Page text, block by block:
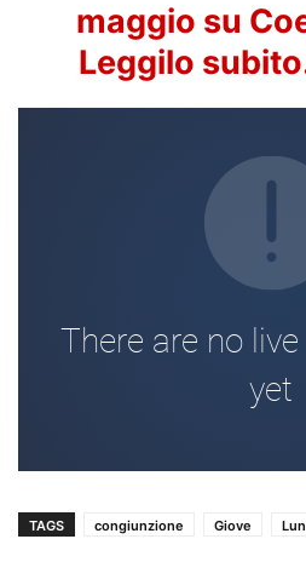
maggio su
Leggilo
TAGS congiunzione Giove